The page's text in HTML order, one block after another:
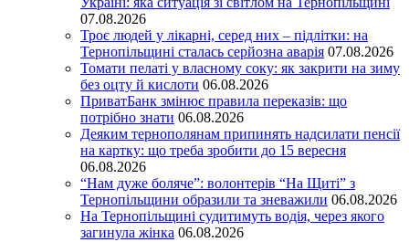
07.08.2026
Троє людей у лікарні, серед них – підлітки: на
Тернопільщині сталась серйозна аварія 07.08.2026
Томати пелаті у власному соку: як закрити на зиму
без оцту й кислоти 06.08.2026
ПриватБанк змінює правила переказів: що
потрібно знати 06.08.2026
Деяким тернополянам припинять надсилати пенсії
на картку: що треба зробити до 15 вересня
06.08.2026
“Нам дуже боляче”: волонтерів “На Щиті” з
Тернопільщини образили та зневажили 06.08.2026
На Тернопільщині судитимуть водія, через якого
загинула жінка 06.08.2026